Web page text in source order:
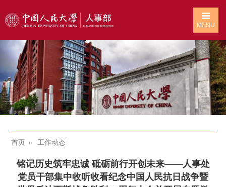
MENU
首页 工作动态
铭记历史筑牢忠诚 砥砺前行开创未来——人事处
党员干部集中收听收看纪念中国人民抗日战争暨